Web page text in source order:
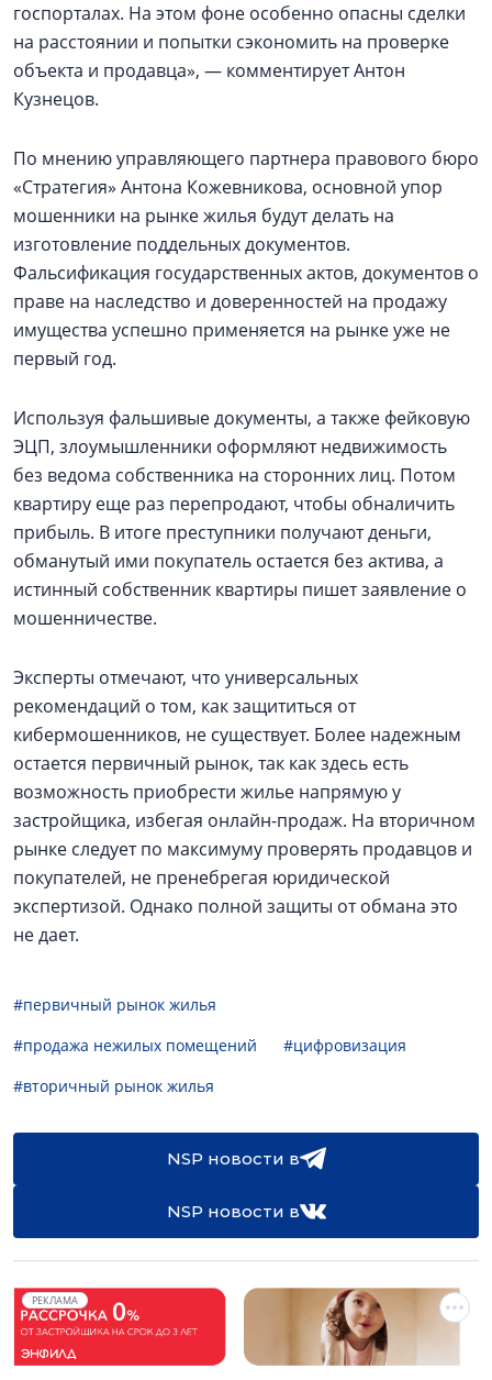
госпорталах. На этом фоне особенно опасны сделки
на расстоянии и попытки сэкономить на проверке
объекта и продавца», — комментирует Антон
Кузнецов.
По мнению управляющего партнера правового бюро
«Стратегия» Антона Кожевникова, основной упор
мошенники на рынке жилья будут делать на
изготовление поддельных документов.
Фальсификация государственных актов, документов о
праве на наследство и доверенностей на продажу
имущества успешно применяется на рынке уже не
первый год.
Используя фальшивые документы, а также фейковую
ЭЦП, злоумышленники оформляют недвижимость
без ведома собственника на сторонних лиц. Потом
квартиру еще раз перепродают, чтобы обналичить
прибыль. В итоге преступники получают деньги,
обманутый ими покупатель остается без актива, а
истинный собственник квартиры пишет заявление о
мошенничестве.
Эксперты отмечают, что универсальных
рекомендаций о том, как защититься от
кибермошенников, не существует. Более надежным
остается первичный рынок, так как здесь есть
возможность приобрести жилье напрямую у
застройщика, избегая онлайн-продаж. На вторичном
рынке следует по максимуму проверять продавцов и
покупателей, не пренебрегая юридической
экспертизой. Однако полной защиты от обмана это
не дает.
#первичный рынок жилья
#продажа нежилых помещений
#цифровизация
#вторичный рынок жилья
NSP новости в
NSP новости в
РЕКЛАМА